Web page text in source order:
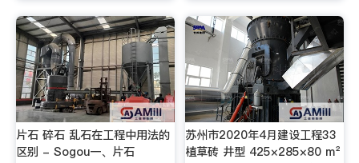
片石 碎石 乱石在工程中用法的
区别 - Sogou一、片石
苏州市2020年4月建设工程33
植草砖 井型 425×285×80 m²